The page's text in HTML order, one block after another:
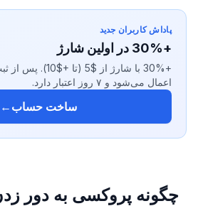
پاداش کاربران جدید
+30% در اولین شارژ
+30% با شارژ از
اعمال می‌شود و ۷ روز اعتبار دارد.
ساخت حساب ←
چگونه پروکسی به دور